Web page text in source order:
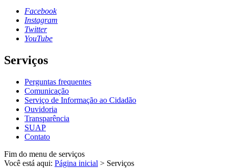
Facebook
Instagram
Twitter
YouTube
Serviços
Perguntas frequentes
Comunicação
Serviço de Informação ao Cidadão
Ouvidoria
Transparência
SUAP
Contato
Fim do menu de serviços
Você está aqui: Página inicial > Serviços